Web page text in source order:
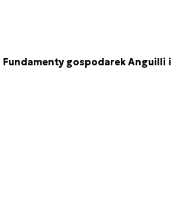
Fundamenty gospodarek Anguilli i